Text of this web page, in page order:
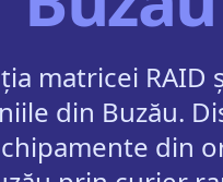
matricei
din Buzău.
din